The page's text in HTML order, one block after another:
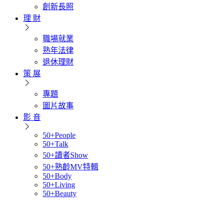
創新長照
理 財
職場就業
熟年法律
退休理財
策 展
專題
圖片故事
影 音
50+People
50+Talk
50+讀者Show
50+熟齡MV特輯
50+Body
50+Living
50+Beauty